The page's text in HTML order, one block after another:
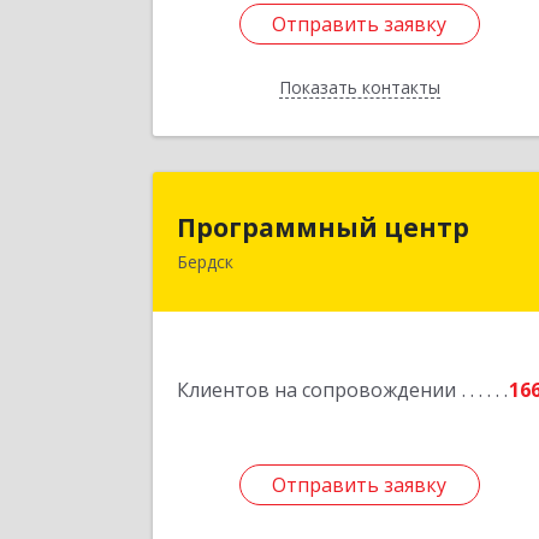
Отправить заявку
Показать контакты
Отправить заявку
Назад
Программный центр
Бердск
Клиентов на сопровождении
Отправить заявку
Программный центр
633004, Новосибирская обл, Бердск г,
Отправить заявку